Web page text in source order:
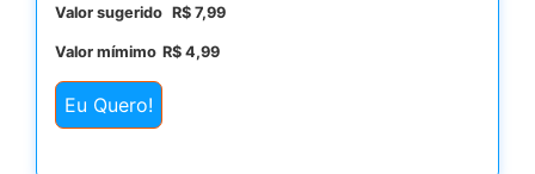
Valor sugerido R$ 7,99
Valor mímimo R$ 4,99
Eu Quero!